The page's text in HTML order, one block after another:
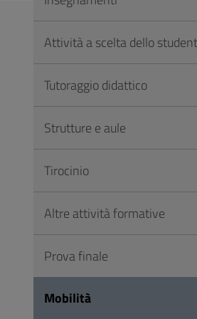
FooterAttività a scelta dello
Tutoraggio didattico
Strutture e aule
Tirocinio
Altre attività formative
Prova finale
Mobilità